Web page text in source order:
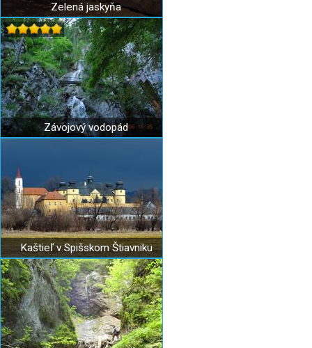
Zelená jaskyňa
Závojový vodopád
Kaštieľ v Spišskom Štiavniku